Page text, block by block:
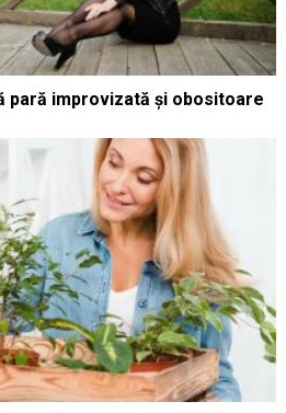
pară improvizată și obositoare